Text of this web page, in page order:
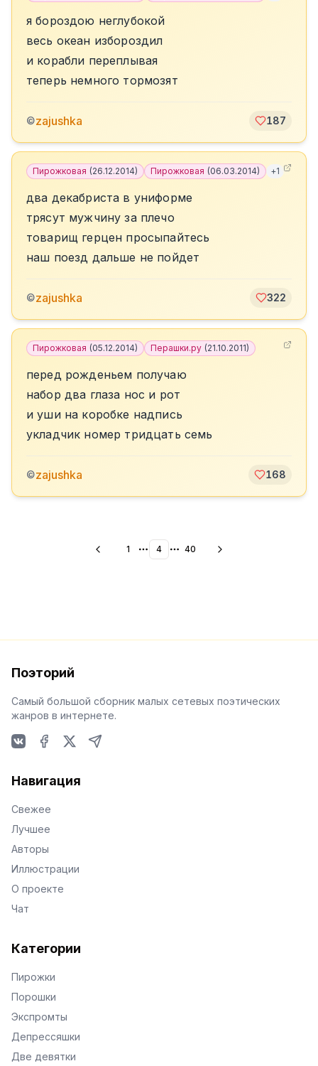
я бороздою неглубокой
весь океан избороздил
и корабли переплывая
теперь немного тормозят
©zajushka 187
Пирожковая (26.12.2014) Пирожковая (06.03.2014) +1
два декабриста в униформе
трясут мужчину за плечо
товарищ герцен просыпайтесь
наш поезд дальше не пойдет
©zajushka 322
Пирожковая (05.12.2014) Перашки.ру (21.10.2011)
перед рожденьем получаю
набор два глаза нос и рот
и уши на коробке надпись
укладчик номер тридцать семь
©zajushka 168
1 More pages
4 More pages
40
Поэторий
Самый большой сборник малых сетевых поэтических
жанров в интернете.
Навигация
Свежее
Лучшее
Авторы
Иллюстрации
О проекте
Чат
Категории
Пирожки
Порошки
Экспромты
Депрессяшки
Две девятки